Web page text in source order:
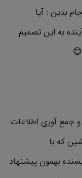
بدین : آیا
به این تصمیم
آوری اطلاعات
که با
بهمون پیشنهاد